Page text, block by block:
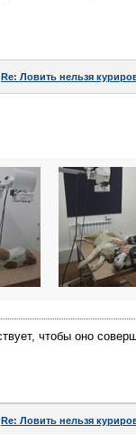
Re: Ловить нельзя
чтобы оно
Re: Ловить нельзя